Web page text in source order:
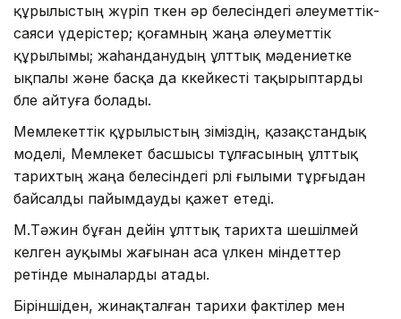
құрылыстың жүріп өткен әр белесіндегі әлеуметтік-
саяси үдерістер; қоғамның жаңа әлеуметтік
құрылымы; жаһанданудың ұлттық мәдениетке
ықпалы және басқа да көкейкесті тақырыптарды
бөле айтуға болады.
Мемлекеттік құрылыстың өзіміздің, қазақстандық
моделі, Мемлекет басшы­сы тұлғасының ұлттық
тарихтың жаңа белесіндегі рөлі ғылыми тұрғыдан
байсалды пайымдауды қажет етеді.
М.Тәжин бұған дейін ұлттық тарихта шешілмей
келген ауқымы жағынан аса үлкен міндеттер
ретінде мыналарды атады.
Біріншіден, жинақталған тарихи фактілер мен